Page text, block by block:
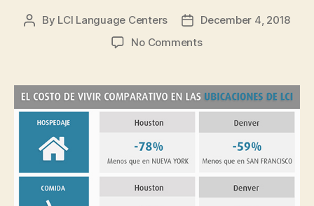
Post
By LCI Language Centers
PostDecember 4, 2018
No Commentson
inglés
en
destinos
económicos
EE.UU.